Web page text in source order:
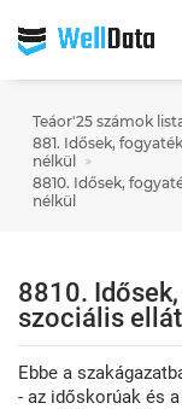
Teáor'25 számok
881. Idősek,
nélkül
8810. Idősek,
nélkül
8810.
szociális
Ebbe a
- az időskorúak és